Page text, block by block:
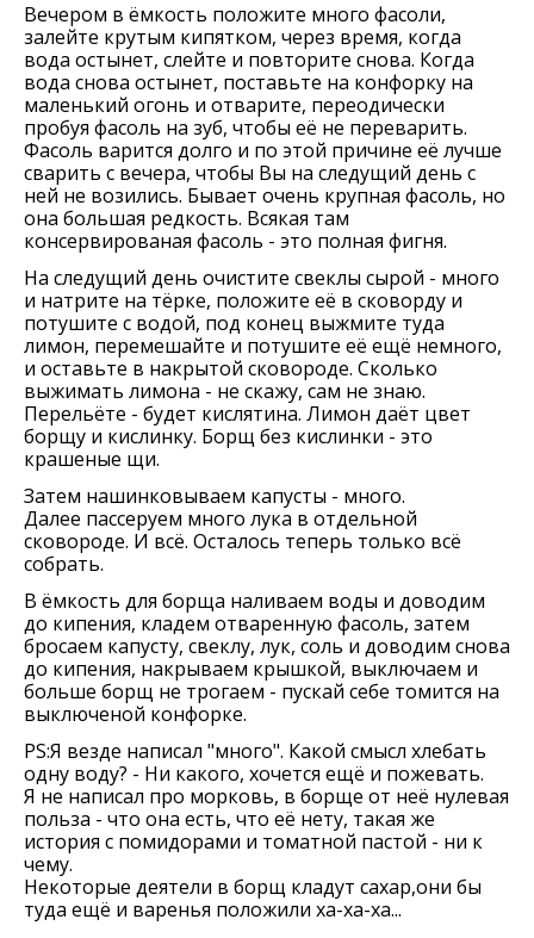
Вечером в ёмкость положите много фасоли,
залейте крутым кипятком, через время, когда
вода остынет, слейте и повторите снова. Когда
вода снова остынет, поставьте на конфорку на
маленький огонь и отварите, переодически
пробуя фасоль на зуб, чтобы её не переварить.
Фасоль варится долго и по этой причине её лучше
сварить с вечера, чтобы Вы на следущий день с
ней не возились. Бывает очень крупная фасоль, но
она большая редкость. Всякая там
консервированая фасоль - это полная фигня.
На следущий день очистите свеклы сырой - много
и натрите на тёрке, положите её в сковорду и
потушите с водой, под конец выжмите туда
лимон, перемешайте и потушите её ещё немного,
и оставьте в накрытой сковороде. Сколько
выжимать лимона - не скажу, сам не знаю.
Перельёте - будет кислятина. Лимон даёт цвет
борщу и кислинку. Борщ без кислинки - это
крашеные щи.
Затем нашинковываем капусты - много.
Далее пассеруем много лука в отдельной
сковороде. И всё. Осталось теперь только всё
собрать.
В ёмкость для борща наливаем воды и доводим
до кипения, кладем отваренную фасоль, затем
бросаем капусту, свеклу, лук, соль и доводим снова
до кипения, накрываем крышкой, выключаем и
больше борщ не трогаем - пускай себе томится на
выключеной конфорке.
PS:Я везде написал "много". Какой смысл хлебать
одну воду? - Ни какого, хочется ещё и пожевать.
Я не написал про морковь, в борще от неё нулевая
польза - что она есть, что её нету, такая же
история с помидорами и томатной пастой - ни к
чему.
Некоторые деятели в борщ кладут сахар,они бы
туда ещё и варенья положили ха-ха-ха...